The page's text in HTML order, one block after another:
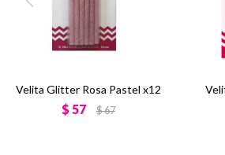
Velita Glitter Rosa Pastel x12
$ 57 $67